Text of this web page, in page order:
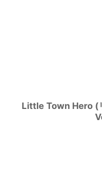
Little Town Hero (